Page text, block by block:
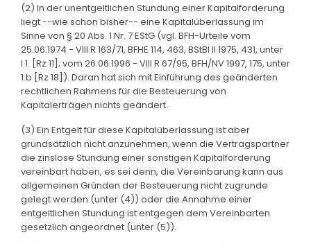
(2) In der unentgeltlichen Stundung einer Kapitalforderung
liegt --wie schon bisher-- eine Kapitalüberlassung im
Sinne von § 20 Abs. 1 Nr. 7 EStG (vgl. BFH-Urteile vom
25.06.1974 - VIII R 163/71, BFHE 114, 463, BStBl II 1975, 431, unter
I.1. [Rz 11]; vom 26.06.1996 - VIII R 67/95, BFH/NV 1997, 175, unter
1.b [Rz 18]). Daran hat sich mit Einführung des geänderten
rechtlichen Rahmens für die Besteuerung von
Kapitalerträgen nichts geändert.
(3) Ein Entgelt für diese Kapitalüberlassung ist aber
grundsätzlich nicht anzunehmen, wenn die Vertragspartner
die zinslose Stundung einer sonstigen Kapitalforderung
vereinbart haben, es sei denn, die Vereinbarung kann aus
allgemeinen Gründen der Besteuerung nicht zugrunde
gelegt werden (unter (4)) oder die Annahme einer
entgeltlichen Stundung ist entgegen dem Vereinbarten
gesetzlich angeordnet (unter (5)).